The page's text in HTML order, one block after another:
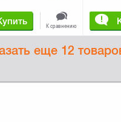
К сравнению
еще 12